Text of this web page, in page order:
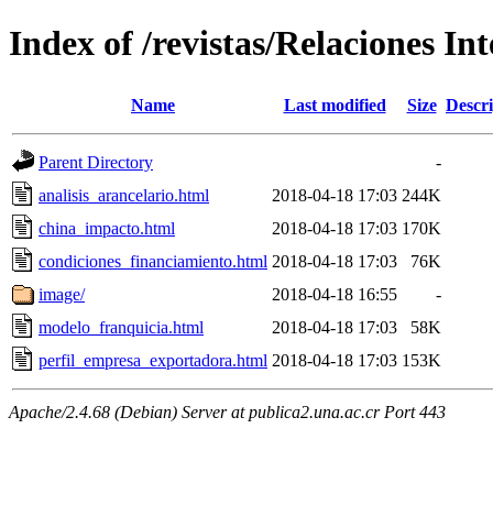
Index of /revistas/Relaciones
Name Last modified Size
Parent Directory
-
analisis_arancelario.html
2018-04-18 17:03 244K
china_impacto.html
2018-04-18 17:03 170K
condiciones_financiamiento.html 2018-04-18 17:03
76K
image/
2018-04-18 16:55
-
modelo_franquicia.html
2018-04-18 17:03
58K
perfil_empresa_exportadora.html 2018-04-18 17:03 153K
Apache/2.4.68 (Debian) Server at publica2.una.ac.cr Port 443